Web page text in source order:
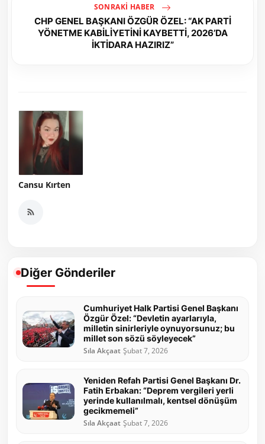
SONRAKI HABER
CHP GENEL BAŞKANI ÖZGÜR ÖZEL: “AK PARTİ
YÖNETME KABİLİYETİNİ KAYBETTİ, 2026’DA
İKTİDARA HAZIRIZ”
Cansu Kırten
Diğer Gönderiler
Cumhuriyet Halk Partisi Genel Başkanı
Özgür Özel: “Devletin ayarlarıyla,
milletin sinirleriyle oynuyorsunuz; bu
millet son sözü söyleyecek”
Sıla Akçaat Şubat 7, 2026
Yeniden Refah Partisi Genel Başkanı Dr.
Fatih Erbakan: “Deprem vergileri yerli
yerinde kullanılmalı, kentsel dönüşüm
gecikmemeli”
Sıla Akçaat Şubat 7, 2026